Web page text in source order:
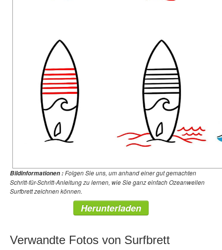
Bildinformationen :Folgen Sie uns, um anhand einer gut gemachten
Schritt-für-Schritt-Anleitung zu lernen, wie Sie ganz einfach Ozeanwellen
Surfbrett zeichnen können.
Herunterladen
Verwandte Fotos von Surfbrett